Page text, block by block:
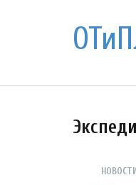
НОВОСТИ